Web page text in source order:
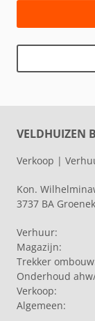
VELDHUIZEN
Verkoop |
Kon.
3737 BA
Verhuur:
Magazijn:
Trekker
Onderhoud
Verkoop:
Algemeen: